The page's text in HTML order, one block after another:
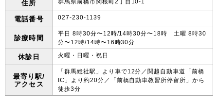
住所 群馬県前橋市関根町2丁目10-1
電話番号 027-230-1139
診療時間
平日 8時30分〜12時/14時30分〜18時 土曜 8時30
分〜12時/14時〜16時30分
休診日 火曜・日曜・祝日
最寄り駅/
アクセス
「群馬総社駅」より車で12分／関越自動車道「前橋
IC」より約20分／「前橋自動車教習所停留所」から
徒歩3分